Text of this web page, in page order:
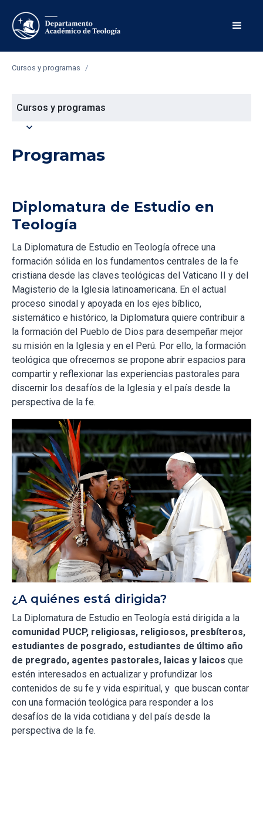
Cursos y programas /
Cursos y programas
expand_more
Programas
Diplomatura de Estudio en
Teología
La Diplomatura de Estudio en Teología ofrece una
formación sólida en los fundamentos centrales de la fe
cristiana desde las claves teológicas del Vaticano II y del
Magisterio de la Iglesia latinoamericana. En el actual
proceso sinodal y apoyada en los ejes bíblico,
sistemático e histórico, la Diplomatura quiere contribuir a
la formación del Pueblo de Dios para desempeñar mejor
su misión en la Iglesia y en el Perú. Por ello, la formación
teológica que ofrecemos se propone abrir espacios para
compartir y reflexionar las experiencias pastorales para
discernir los desafíos de la Iglesia y el país desde la
perspectiva de la fe.
¿A quiénes está dirigida?
La Diplomatura de Estudio en Teología está dirigida a la
comunidad PUCP, religiosas, religiosos, presbíteros,
estudiantes de posgrado, estudiantes de último año
de pregrado, agentes pastorales, laicas y laicos que
estén interesados en actualizar y profundizar los
contenidos de su fe y vida espiritual, y que buscan contar
con una formación teológica para responder a los
desafíos de la vida cotidiana y del país desde la
perspectiva de la fe.